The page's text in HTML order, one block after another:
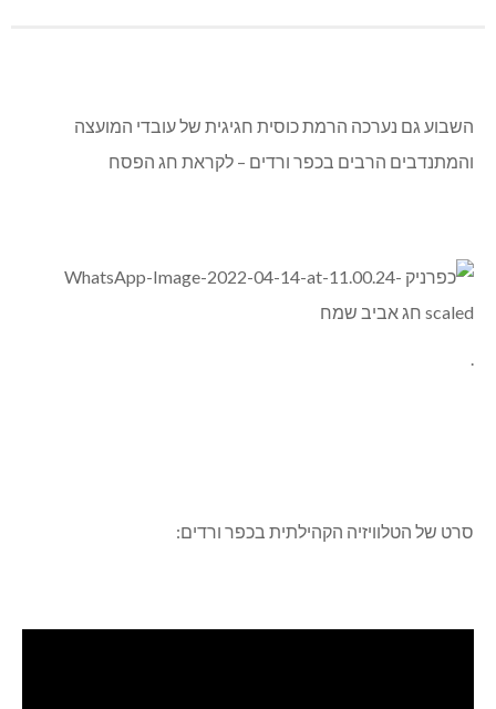
השבוע גם נערכה הרמת כוסית חגיגית של עובדי המועצה
והמתנדבים הרבים בכפר ורדים – לקראת חג הפסח
.
סרט של הטלוויזיה הקהילתית בכפר ורדים: